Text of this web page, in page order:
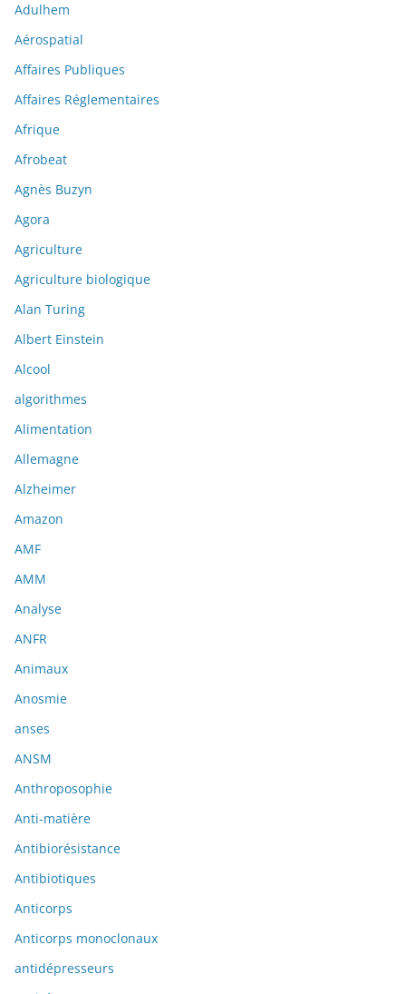
Adulhem
Aérospatial
Affaires Publiques
Affaires Réglementaires
Afrique
Afrobeat
Agnès Buzyn
Agora
Agriculture
Agriculture biologique
Alan Turing
Albert Einstein
Alcool
algorithmes
Alimentation
Allemagne
Alzheimer
Amazon
AMF
AMM
Analyse
ANFR
Animaux
Anosmie
anses
ANSM
Anthroposophie
Anti-matière
Antibiorésistance
Antibiotiques
Anticorps
Anticorps monoclonaux
antidépresseurs